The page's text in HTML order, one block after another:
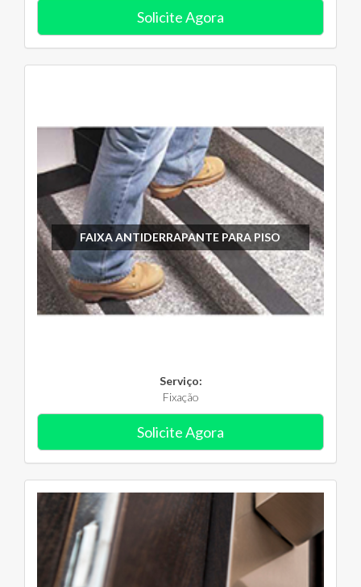
Solicite Agora
FAIXA ANTIDERRAPANTE PARA PISO
Serviço:
Fixação
Solicite Agora